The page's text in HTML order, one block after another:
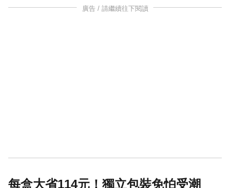
廣告 / 請繼續往下閱讀
每盒大省114元！獨立包裝免怕受潮